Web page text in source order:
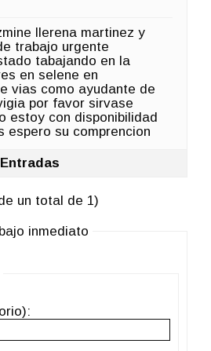
llerena martinez y
trabajo urgente
tabajando en la
en selene en
vias como ayudante de
por favor sirvase
estoy con disponibilidad
espero su comprencion
Entradas
un total de 1)
inmediato